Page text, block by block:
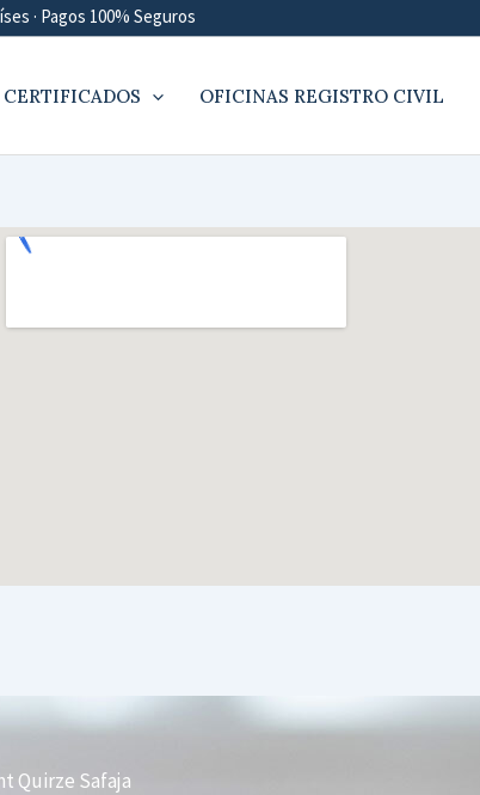
· Pagos 100% Seguros
OFICINAS REGISTRO CIVIL
Quirze Safaja